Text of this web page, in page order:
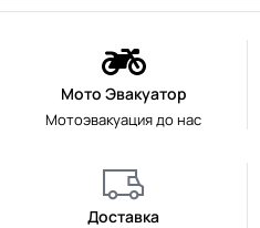
Мото Эвакуатор
Мотоэвакуация до нас
Доставка